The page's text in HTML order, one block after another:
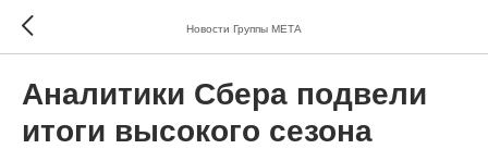
Новости Группы МЕТА
Аналитики Сбера подвели
итоги высокого сезона